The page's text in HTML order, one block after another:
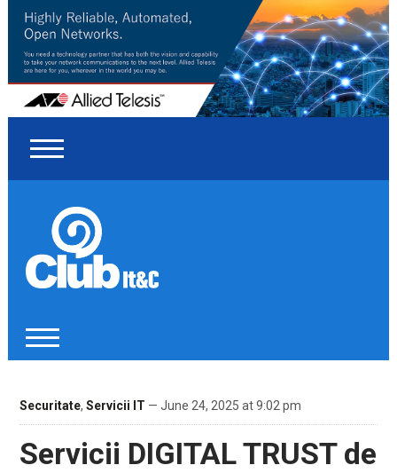
Securitate, Servicii IT — June 24, 2025 at 9:02 pm
Servicii DIGITAL TRUST de